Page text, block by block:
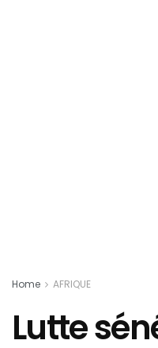
Home AFRIQUE
Lutte